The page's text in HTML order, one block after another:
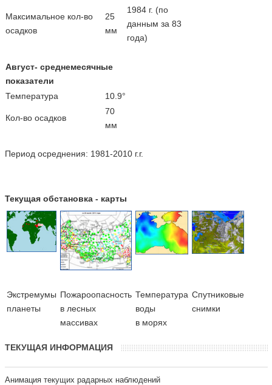
Максимальное кол-во
осадков
25
мм
1984 г. (по
данным за 83
года)
Август- среднемесячные
показатели
Температура
10.9°
Кол-во осадков
70
мм
Период осреднения: 1981-2010 г.г.
Текущая обстановка - карты
Экстремумы
планеты
Пожароопасность
в лесных
массивах
Температура
воды
в морях
Cпутниковые
снимки
ТЕКУЩАЯ ИНФОРМАЦИЯ
Анимация текущих радарных наблюдений